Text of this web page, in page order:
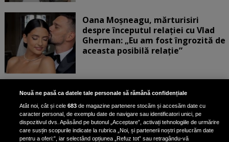
Oana Moșneagu, mărturisiri
despre începutul relației cu Vlad
Gherman: „Eu am fost îngrozită de
aceasta posibilă relație”
Unde locuiesc Alberto Guță și
iubita lui, după ce au plecat din
casa Narcisei Balaban: „Noi
suntem într-o casă cu două-trei
etaje”
Nouă ne pasă ca datele tale personale să rămână confidențiale
Atât noi, cât și cele683 de magazine partenere stocăm și accesăm date cu
caracter personal, de exemplu date de navigare sau identificatori unici, pe
dispozitivul dvs. Apăsând pe butonul „Acceptare”, activați tehnologiile de urmărire
care susțin scopurile indicate la rubrica „Noi, și partenerii noștri prelucrăm date
pentru a oferi:”, iar selectând opțiunea „Refuz tot” sau retragându-vă